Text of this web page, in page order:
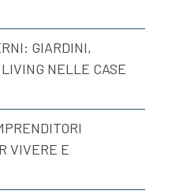
GIARDINI,
NELLE CASE
VIVERE E